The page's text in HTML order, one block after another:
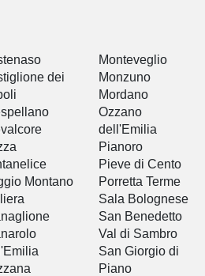
dei
Montano
Monteveglio
Monzuno
Mordano
Ozzano
dell'Emilia
Pianoro
Pieve di Cento
Porretta Terme
Sala Bolognese
San Benedetto
Val di Sambro
San Giorgio di
Piano